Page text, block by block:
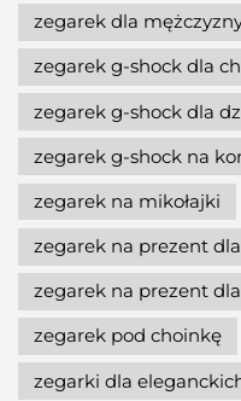
zegarek dla
zegarek g-shock dla
zegarek g-shock dla
zegarek g-shock na
zegarek na mikołajki
zegarek na prezent dla
zegarek na prezent
zegarek pod choinkę
zegarki dla